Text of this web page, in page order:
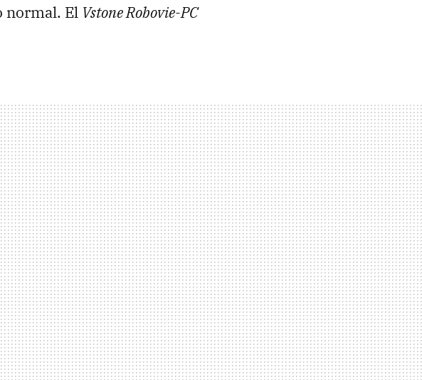
normal. El Vstone Robovie-PC